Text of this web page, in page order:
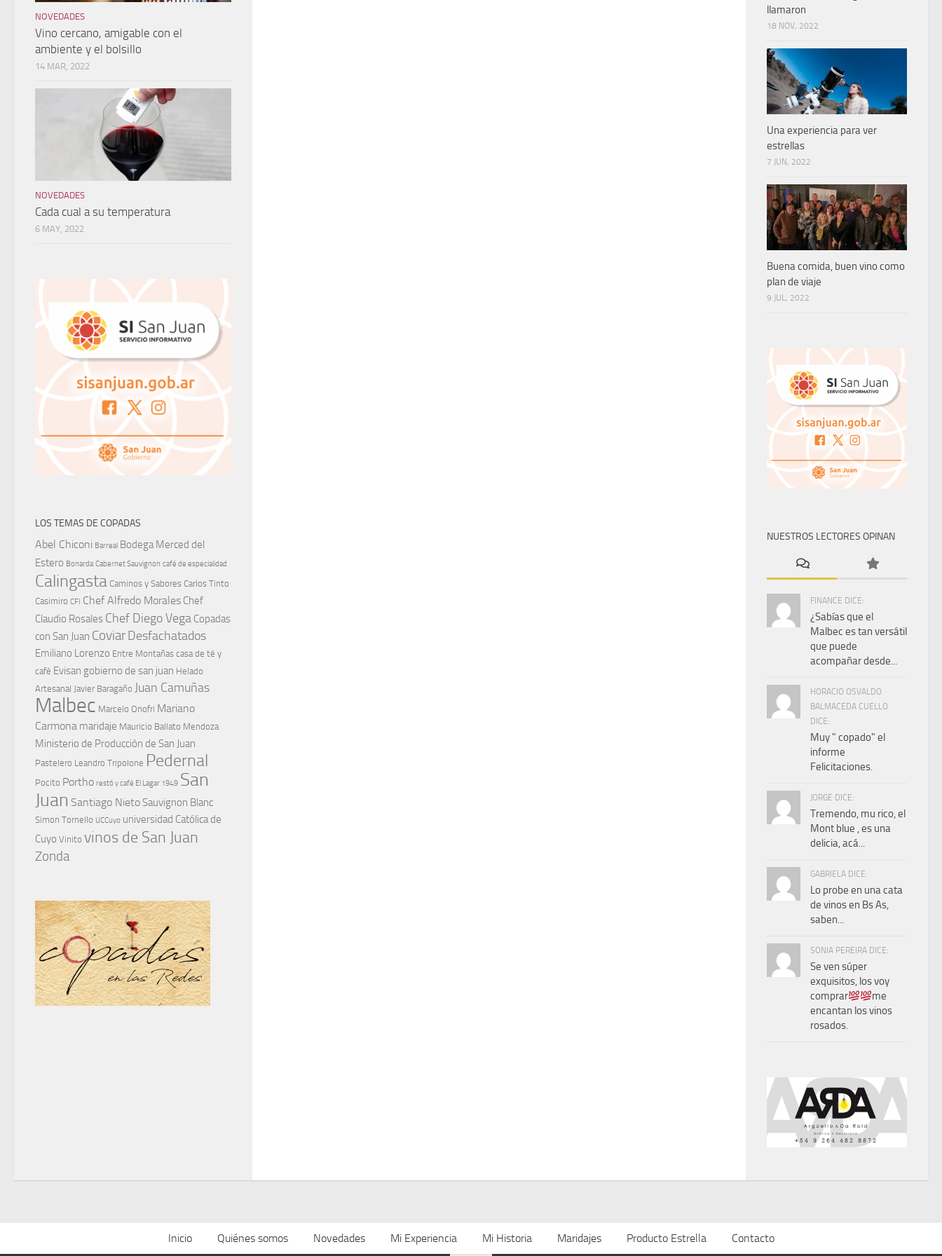
NOVEDADES
Vino cercano, amigable con el
ambiente y el bolsillo
14 MAR, 2022
NOVEDADES
Cada cual a su temperatura
6 MAY, 2022
LOS TEMAS DE COPADAS
Abel Chiconi Barreal Bodega Merced del
Estero Bonarda Cabernet Sauvignon café de especialidad
Calingasta Caminos y Sabores Carlos Tinto
Casimiro CFI Chef Alfredo Morales Chef
Claudio Rosales Chef Diego Vega Copadas
con San Juan CoviarDesfachatados
Emiliano Lorenzo Entre Montañas casa de té y
café Evisan gobierno de san juan Helado
Artesanal Javier Baragaño Juan Camuñas
Malbec Marcelo Onofri Mariano
Carmona maridaje Mauricio Ballato Mendoza
Ministerio de Producción de San Juan
Pastelero Leandro Tripolone Pedernal
Pocito Portho restó y café El Lagar 1949 San
Juan Santiago Nieto Sauvignon Blanc
Simon Tornello UCCuyo universidad Católica de
Cuyo Vinito vinos de San Juan
Zonda
llamaron
18 NOV, 2022
Una experiencia para ver
estrellas
7 JUN, 2022
Buena comida, buen vino como
plan de viaje
9 JUL, 2022
NUESTROS LECTORES OPINAN
FINANCE DICE:
¿Sabías que el
Malbec es tan versátil
que puede
acompañar desde...
HORACIO OSVALDO
BALMACEDA CUELLO
DICE:
Muy " copado" el
informe
Felicitaciones.
JORGE DICE:
Tremendo, mu rico, el
Mont blue , es una
delicia, acá...
GABRIELA DICE:
Lo probe en una cata
de vinos en Bs As,
saben...
SONIA PEREIRA DICE:
Se ven súper
exquisitos, los voy
comprar
me
encantan los vinos
rosados.
Inicio Quiénes somos Novedades Mi Experiencia Mi Historia Maridajes Producto Estrella Contacto